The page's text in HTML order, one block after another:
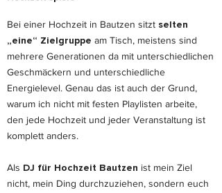
Bei einer Hochzeit in Bautzen sitzt selten
„eine“ Zielgruppe am Tisch, meistens sind
mehrere Generationen da mit unterschiedlichen
Geschmäckern und unterschiedliche
Energielevel. Genau das ist auch der Grund,
warum ich nicht mit festen Playlisten arbeite,
den jede Hochzeit und jeder Veranstaltung ist
komplett anders.
Als DJ für Hochzeit Bautzen ist mein Ziel
nicht, mein Ding durchzuziehen, sondern euch